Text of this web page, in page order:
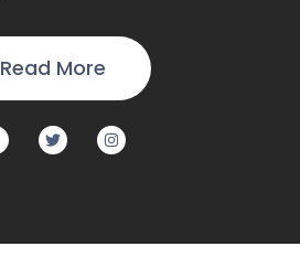
Read More